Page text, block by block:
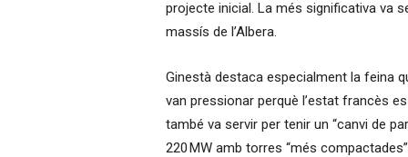
projecte inicial. La més significativa va
massís de l’Albera.
Ginestà destaca especialment la feina
van pressionar perquè l’estat francès
també va servir per tenir un “canvi de
220 MW amb torres “més